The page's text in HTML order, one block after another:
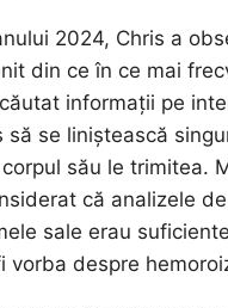
2024, Chris a
din ce în ce mai
informații pe
să se liniștească
său le trimitea.
că analizele
sale erau
vorba despre